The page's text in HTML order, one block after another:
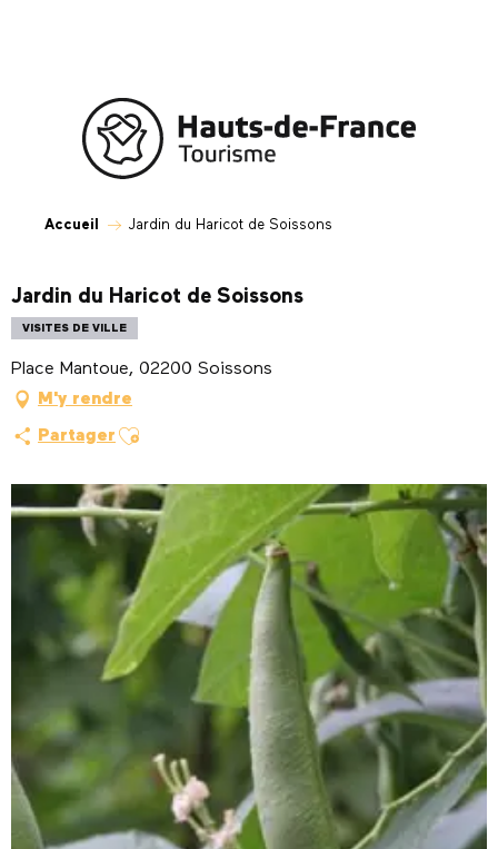
Accueil Jardin du Haricot de Soissons
Jardin du Haricot de Soissons
VISITES DE VILLE
Place Mantoue, 02200 Soissons
M'y rendre
Partager Ajouter aux favoris